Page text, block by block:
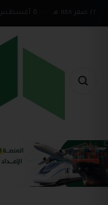
6 أغسطس 2026